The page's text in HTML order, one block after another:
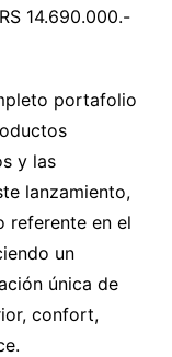
14.690.000.-
portafolio
y las
lanzamiento,
referente en el
un
única de
confort,